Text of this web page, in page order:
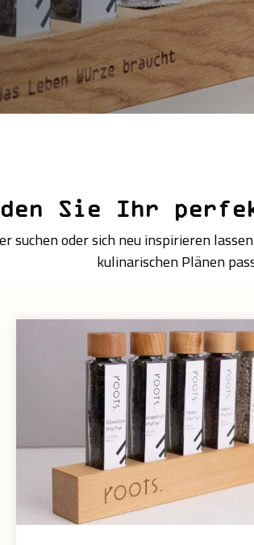
Sie Ihr
oder sich neu inspirieren
kulinarischen Plänen